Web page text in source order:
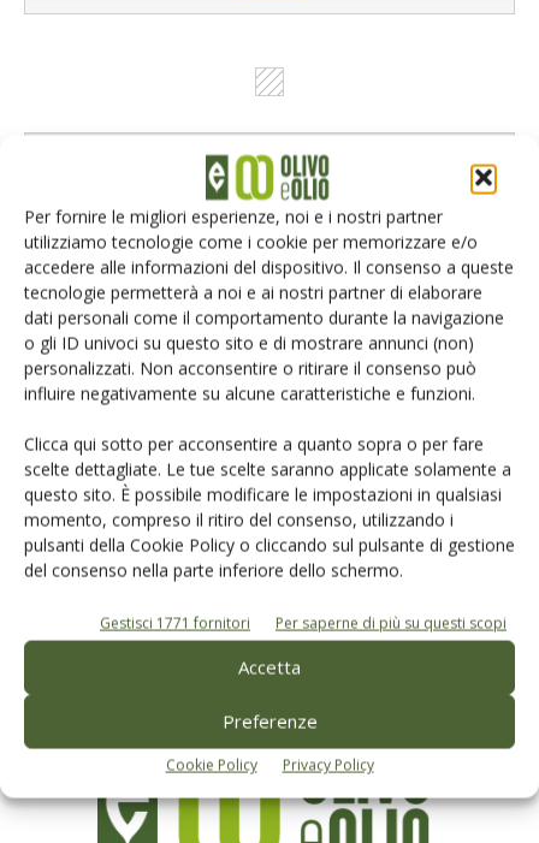
Per fornire le migliori esperienze, noi e i nostri partner
utilizziamo tecnologie come i cookie per memorizzare e/o
accedere alle informazioni del dispositivo. Il consenso a queste
tecnologie permetterà a noi e ai nostri partner di elaborare
dati personali come il comportamento durante la navigazione
o gli ID univoci su questo sito e di mostrare annunci (non)
personalizzati. Non acconsentire o ritirare il consenso può
influire negativamente su alcune caratteristiche e funzioni.
Clicca qui sotto per acconsentire a quanto sopra o per fare
scelte dettagliate. Le tue scelte saranno applicate solamente a
questo sito. È possibile modificare le impostazioni in qualsiasi
momento, compreso il ritiro del consenso, utilizzando i
pulsanti della Cookie Policy o cliccando sul pulsante di gestione
del consenso nella parte inferiore dello schermo.
Gestisci 1771 fornitori Per saperne di più su questi scopi
Accetta
Preferenze
Cookie Policy Privacy Policy
L'Esperto risponde
I consigli di Terra e Vita agli agricoltori
Cerca adesso
Rimani aggiornato sul mondo
dell’agricoltura
Iscriviti alle nostre newsletter